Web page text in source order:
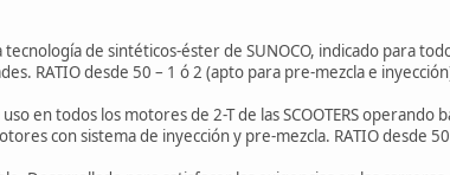
de sintéticos-éster de SUNOCO, indicado para
RATIO desde 50 – 1 ó 2 (apto para pre-mezcla e
en todos los motores de 2-T de las SCOOTERS operando
con sistema de inyección y pre-mezcla. RATIO desde